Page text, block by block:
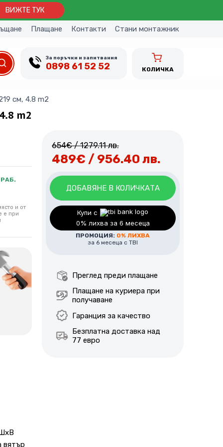
ВИЖТЕ ТУК
Плащане Контакти Стани монтажник
За поръчки и запитвания
0898 61 52 52 КОЛИЧКА
m2
см, 4.8 m2
и от
е при
вятър
654€/ 1279.11 лв.
489€ / 956.40 лв.
Добавете професионален
монтаж.
Цена за монтаж в района на гр.
За уточняване на цена за монтаж
свържете с наш консултант по
телефон или е-мейл.
ДОБАВЯНЕ В КОЛИЧКАТА
Купи с
0% лихва за 6 месеца
ПРОМОЦИЯ: 0% ЛИХВА
за 6 месеца с TBI
Преглед преди плащане
Плащане на куриера при
получаване
Гаранция за качество
Безплатна доставка над
77 евро